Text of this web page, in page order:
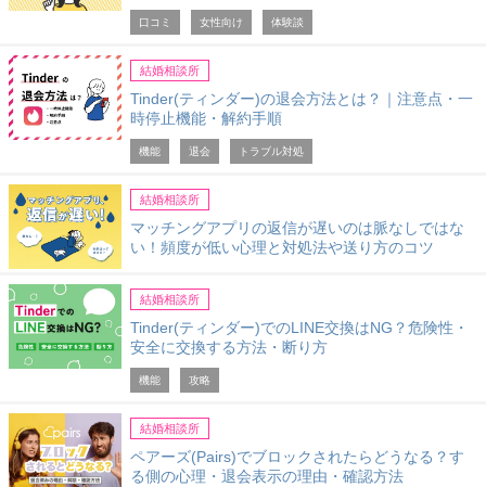
口コミ 女性向け 体験談
結婚相談所
Tinder(ティンダー)の退会方法とは？｜注意点・一
時停止機能・解約手順
機能 退会 トラブル対処
結婚相談所
マッチングアプリの返信が遅いのは脈なしではな
い！頻度が低い心理と対処法や送り方のコツ
結婚相談所
Tinder(ティンダー)でのLINE交換はNG？危険性・
安全に交換する方法・断り方
機能 攻略
結婚相談所
ペアーズ(Pairs)でブロックされたらどうなる？す
る側の心理・退会表示の理由・確認方法